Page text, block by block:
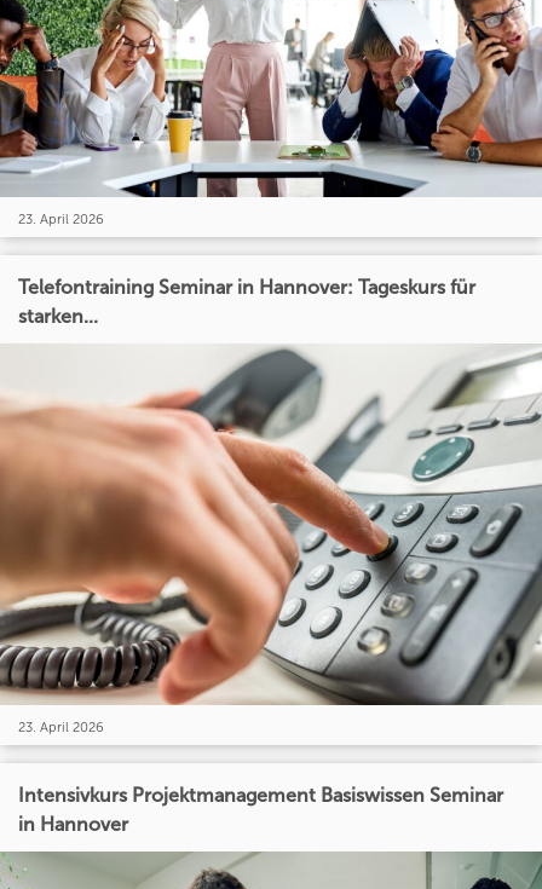
23. April 2026
Telefontraining Seminar in Hannover: Tageskurs für
starken...
23. April 2026
Intensivkurs Projektmanagement Basiswissen Seminar
in Hannover